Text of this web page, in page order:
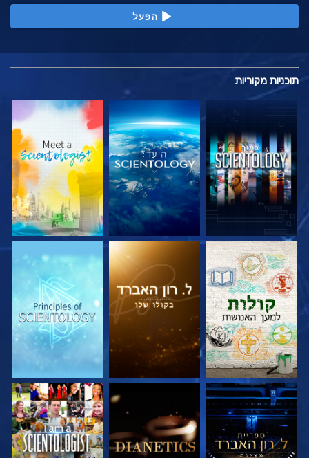
הפעל
תוכניות מקוריות
בדוק את הסדרה בדוק את הסדרה בדוק את הסדרה
בדוק את הסדרה בדוק את הסדרה צפה